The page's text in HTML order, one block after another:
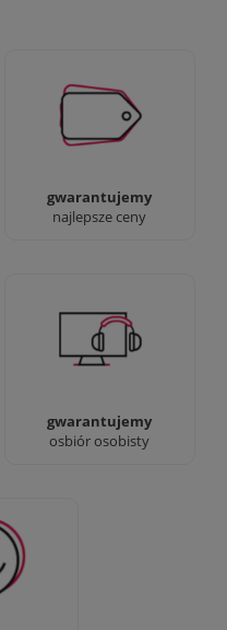
gwarantujemy
najlepsze ceny
Ciężko pracujemy aby
zapewnić najlepsze
gwarantujemy
osbiór osobisty
Jesteśmy prawdziwi :)
możesz przyjść i
100%